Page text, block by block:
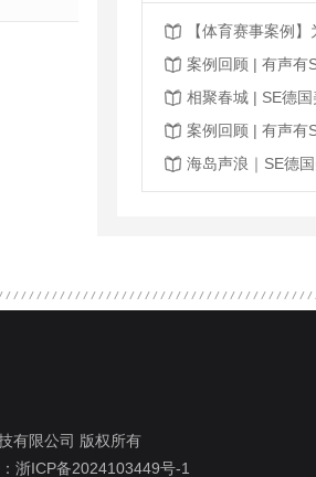
案例回顾 | 有声有
案例回顾 | 有声有
海岛声浪｜SE德
有限公司 版权所有
浙ICP备2024103449号-1